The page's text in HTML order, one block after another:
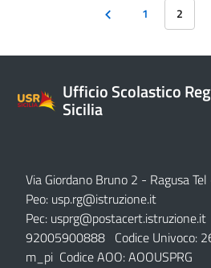
1 2
Ufficio Scolastico
Sicilia
Via Giordano Bruno 2 - Ragusa
Peo: usp.rg@istruzione.it
Pec: usprg@postacert.istruzione.it
92005900888 Codice Univoco:
m_pi Codice AOO: AOOUSPRG